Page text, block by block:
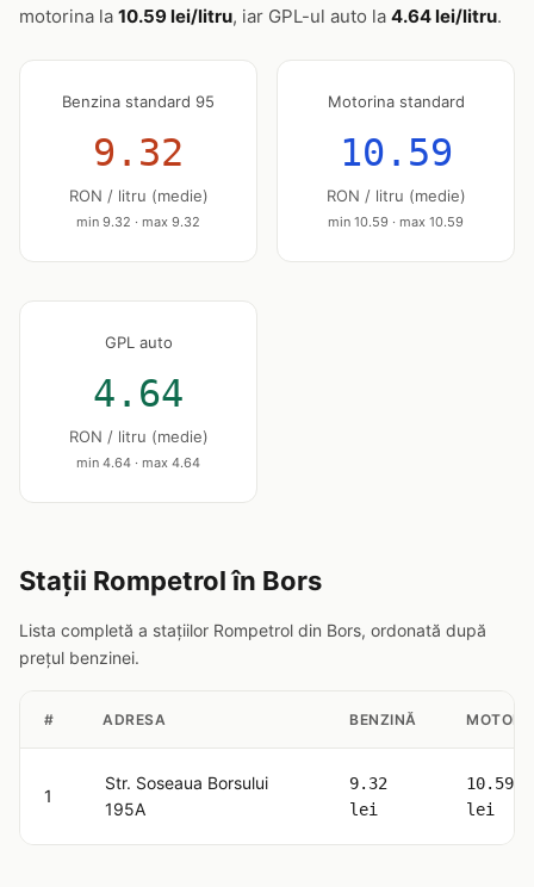
motorina la 10.59 lei/litru, iar GPL-ul auto la 4.64 lei/litru.
Benzina standard 95
9.32
RON / litru (medie)
min 9.32 · max 9.32
Motorina standard
10.59
RON / litru (medie)
min 10.59 · max 10.59
GPL auto
4.64
RON / litru (medie)
min 4.64 · max 4.64
Stații Rompetrol în Bors
Lista completă a stațiilor Rompetrol din Bors, ordonată după
prețul benzinei.
# ADRESA BENZINĂ
1
Str. Soseaua Borsului
195A
9.32
lei
10.59
lei